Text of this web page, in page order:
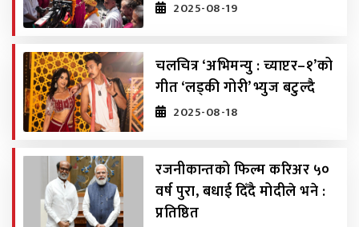
2025-08-19
चलचित्र ‘अभिमन्यु : च्याप्टर–१’को
गीत ‘लड्की गोरी’ भ्युज बटुल्दै
2025-08-18
रजनीकान्तको फिल्म करिअर ५०
वर्ष पुरा, बधाई दिँदै मोदीले भने :
प्रतिष्ठित